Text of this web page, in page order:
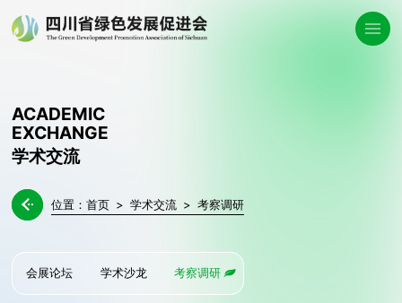
ACADEMIC
EXCHANGE
学术交流
 位置：首页 > 学术交流 > 考察调研
会展论坛 学术沙龙 考察调研